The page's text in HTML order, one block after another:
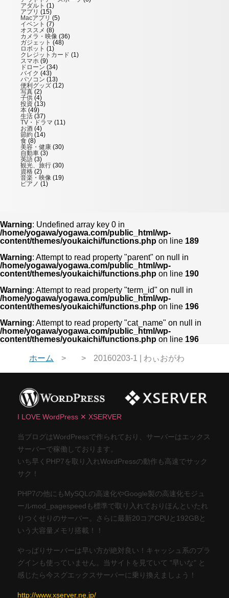
アダルト (1)
アプリ (15)
Macアプリ (5)
イベント (7)
オススメ (8)
カメラ・映像 (36)
ガジェット (48)
ロボット (1)
クレジットカード (1)
スマホ (9)
ドローン (34)
バイク (43)
パソコン (13)
便利グッズ (12)
写真 (2)
子供 (4)
投資 (13)
本 (49)
生活 (37)
TV・ドラマ (11)
お酒 (4)
節約 (14)
食 (8)
美容・健康 (30)
自動車 (3)
英語 (3)
観光、旅行 (30)
資格 (2)
音楽・映像 (19)
ピアノ (1)
Warning: Undefined array key 0 in
/home/yogawa/yogawa.com/public_html/wp-
content/themes/youkaichi/functions.php on line 189
Warning: Attempt to read property "parent" on null in
/home/yogawa/yogawa.com/public_html/wp-
content/themes/youkaichi/functions.php on line 190
Warning: Attempt to read property "term_id" on null in
/home/yogawa/yogawa.com/public_html/wp-
content/themes/youkaichi/functions.php on line 196
Warning: Attempt to read property "cat_name" on null in
/home/yogawa/yogawa.com/public_html/wp-
content/themes/youkaichi/functions.php on line 196
ホーム 20160203-1 | わぃおがわ
I LOVE WordPress ✕ XSERVER
当ブログはWordPressで作られており、サーバーはエックス
サーバーで稼働しております。
いち早くPHP7を取り入れWordPressの動作も高速でサック
サク！
PHP7の他にもMySQLの高速化やGoogle製の高速化モジュ
ールmod_pagespeedも標準で取り入れておりほんといたれ
りつくせりのサーバー。さらに最新20コアCPUと192GBと
いう大容量メモリ搭載！！
やっぱりサーバーは早い方が絶対良い！キャッシュ系のプラ
グインも使っていません。当サイトを見ていて "早いな" と
感じたら今スグエックスサーバーに乗り換えましょう！
http://www.xserver.ne.jp/